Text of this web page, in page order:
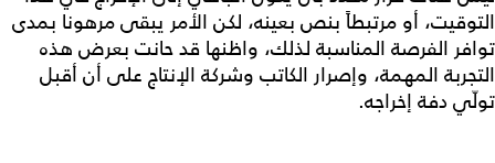
التوقيت، أو مرتبطاً بنص بعينه، لكن الأمر يبقى مرهونا بمدى
توافر الفرصة المناسبة لذلك، واظنها قد حانت بعرض هذه
التجربة المهمة، وإصرار الكاتب وشركة الإنتاج على أن أقبل
تولّي دفة إخراجه.